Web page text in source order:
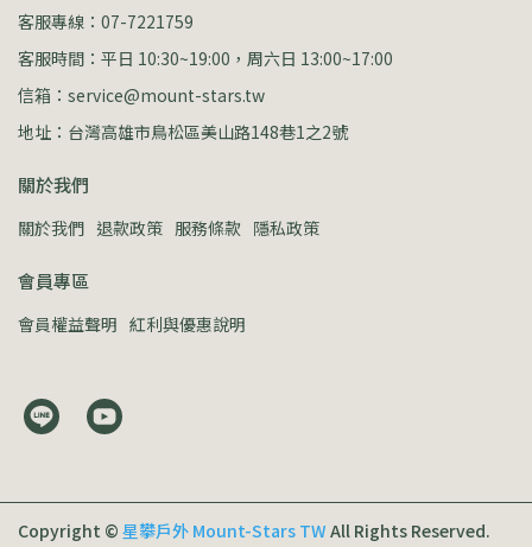
客服專線：07-7221759
客服時間：平日 10:30~19:00，周六日 13:00~17:00
信箱：service@mount-stars.tw
地址：台灣高雄市鳥松區美山路148巷1之2號
關於我們
關於我們 退款政策 服務條款 隱私政策
會員專區
會員權益聲明 紅利與優惠說明
Copyright © 星攀戶外 Mount-Stars TW All Rights Reserved.